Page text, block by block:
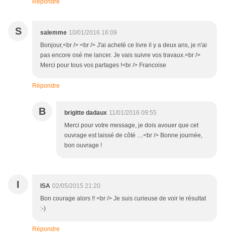
Répondre
S salemme 10/01/2016 16:09
Bonjour,<br /> <br /> J'ai acheté ce livre il y a deux ans, je n'ai
pas encore osé me lancer. Je vais suivre vos travaux.<br />
Merci pour tous vos partages !<br /> Francoise
Répondre
B brigitte dadaux 11/01/2016 09:55
Merci pour votre message, je dois avouer que cet
ouvrage est laissé de côté ....<br /> Bonne journée,
bon ouvrage !
I ISA 02/05/2015 21:20
Bon courage alors !! <br /> Je suis curieuse de voir le résultat
:-)
Répondre